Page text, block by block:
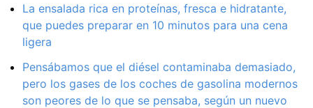
La ensalada rica en proteínas, fresca e hidratante,
que puedes preparar en 10 minutos para una cena
ligera
Pensábamos que el diésel contaminaba demasiado,
pero los gases de los coches de gasolina modernos
son peores de lo que se pensaba, según un nuevo